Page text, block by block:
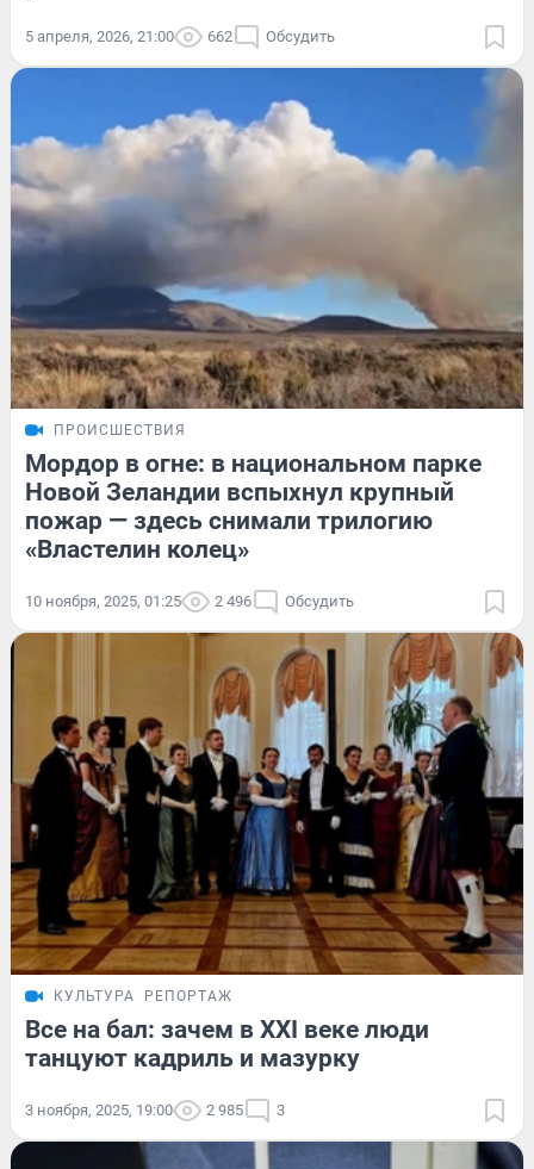
5 апреля, 2026, 21:00 662 Обсудить
ПРОИСШЕСТВИЯ
Мордор в огне: в национальном парке
Новой Зеландии вспыхнул крупный
пожар — здесь снимали трилогию
«Властелин колец»
10 ноября, 2025, 01:25 2 496 Обсудить
КУЛЬТУРА РЕПОРТАЖ
Все на бал: зачем в XXI веке люди
танцуют кадриль и мазурку
3 ноября, 2025, 19:00 2 985 3